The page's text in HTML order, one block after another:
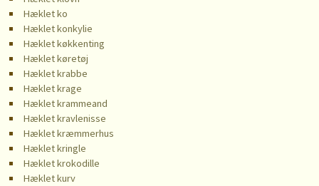
Hæklet ko
Hæklet konkylie
Hæklet køkkenting
Hæklet køretøj
Hæklet krabbe
Hæklet krage
Hæklet krammeand
Hæklet kravlenisse
Hæklet kræmmerhus
Hæklet kringle
Hæklet krokodille
Hæklet kurv